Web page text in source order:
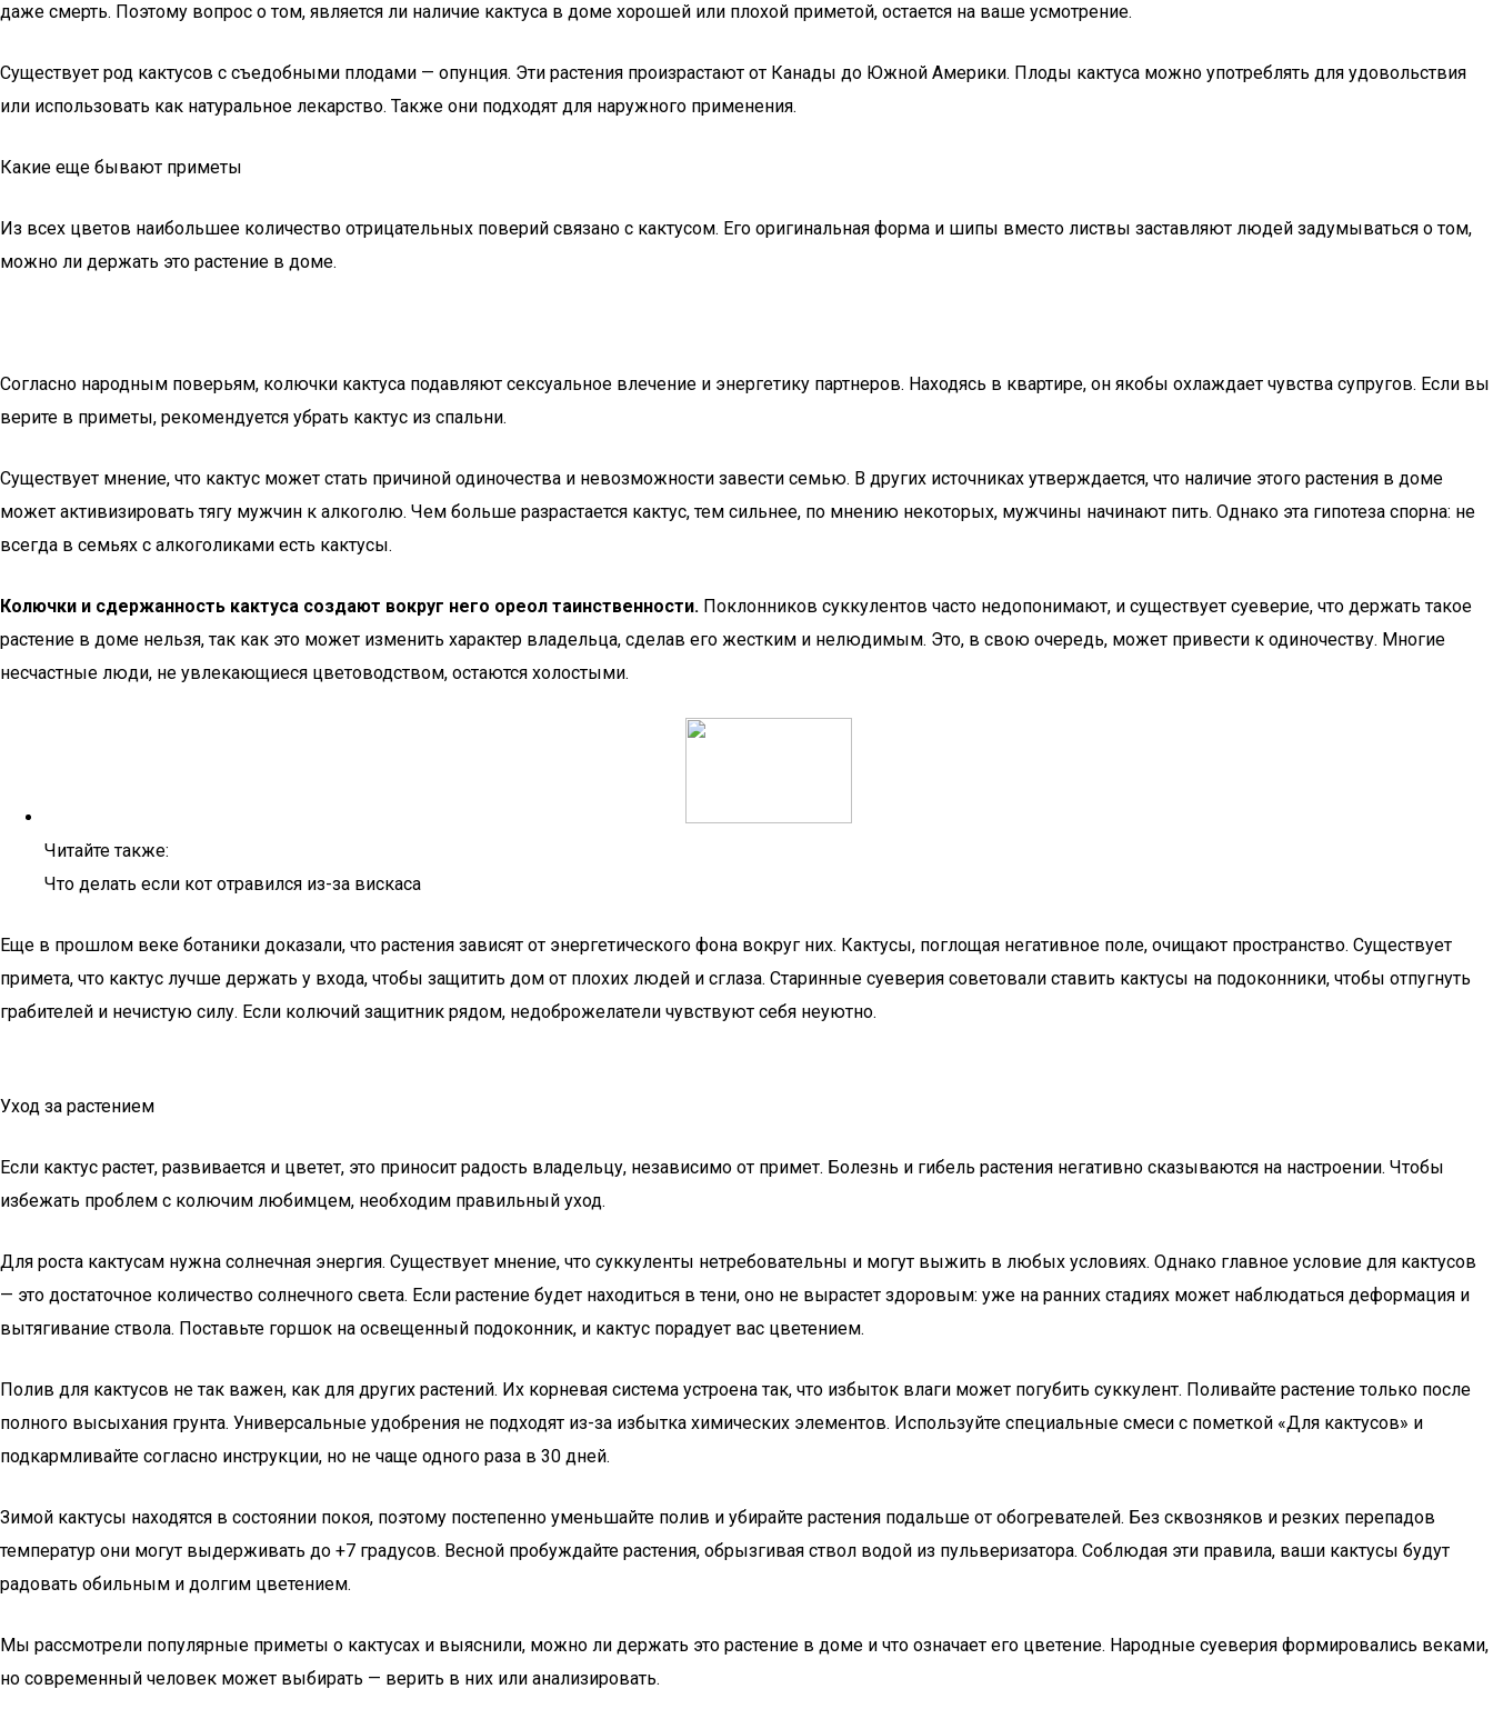
даже смерть. Поэтому вопрос о том, является ли наличие кактуса в доме хорошей или плохой приметой, остается на ваше усмотрение.
Существует род кактусов с съедобными плодами — опунция. Эти растения произрастают от Канады до Южной Америки. Плоды кактуса можно употреблять для удовольствия
или использовать как натуральное лекарство. Также они подходят для наружного применения.
Какие еще бывают приметы
Из всех цветов наибольшее количество отрицательных поверий связано с кактусом. Его оригинальная форма и шипы вместо листвы заставляют людей задумываться о том,
можно ли держать это растение в доме.
Согласно народным поверьям, колючки кактуса подавляют сексуальное влечение и энергетику партнеров. Находясь в квартире, он якобы охлаждает чувства супругов. Если вы
верите в приметы, рекомендуется убрать кактус из спальни.
Существует мнение, что кактус может стать причиной одиночества и невозможности завести семью. В других источниках утверждается, что наличие этого растения в доме
может активизировать тягу мужчин к алкоголю. Чем больше разрастается кактус, тем сильнее, по мнению некоторых, мужчины начинают пить. Однако эта гипотеза спорна: не
всегда в семьях с алкоголиками есть кактусы.
Колючки и сдержанность кактуса создают вокруг него ореол таинственности. Поклонников суккулентов часто недопонимают, и существует суеверие, что держать такое
растение в доме нельзя, так как это может изменить характер владельца, сделав его жестким и нелюдимым. Это, в свою очередь, может привести к одиночеству. Многие
несчастные люди, не увлекающиеся цветоводством, остаются холостыми.
Читайте также:
Что делать если кот отравился из-за вискаса
Еще в прошлом веке ботаники доказали, что растения зависят от энергетического фона вокруг них. Кактусы, поглощая негативное поле, очищают пространство. Существует
примета, что кактус лучше держать у входа, чтобы защитить дом от плохих людей и сглаза. Старинные суеверия советовали ставить кактусы на подоконники, чтобы отпугнуть
грабителей и нечистую силу. Если колючий защитник рядом, недоброжелатели чувствуют себя неуютно.
Уход за растением
Если кактус растет, развивается и цветет, это приносит радость владельцу, независимо от примет. Болезнь и гибель растения негативно сказываются на настроении. Чтобы
избежать проблем с колючим любимцем, необходим правильный уход.
Для роста кактусам нужна солнечная энергия. Существует мнение, что суккуленты нетребовательны и могут выжить в любых условиях. Однако главное условие для кактусов
— это достаточное количество солнечного света. Если растение будет находиться в тени, оно не вырастет здоровым: уже на ранних стадиях может наблюдаться деформация и
вытягивание ствола. Поставьте горшок на освещенный подоконник, и кактус порадует вас цветением.
Полив для кактусов не так важен, как для других растений. Их корневая система устроена так, что избыток влаги может погубить суккулент. Поливайте растение только после
полного высыхания грунта. Универсальные удобрения не подходят из-за избытка химических элементов. Используйте специальные смеси с пометкой «Для кактусов» и
подкармливайте согласно инструкции, но не чаще одного раза в 30 дней.
Зимой кактусы находятся в состоянии покоя, поэтому постепенно уменьшайте полив и убирайте растения подальше от обогревателей. Без сквозняков и резких перепадов
температур они могут выдерживать до +7 градусов. Весной пробуждайте растения, обрызгивая ствол водой из пульверизатора. Соблюдая эти правила, ваши кактусы будут
радовать обильным и долгим цветением.
Мы рассмотрели популярные приметы о кактусах и выяснили, можно ли держать это растение в доме и что означает его цветение. Народные суеверия формировались веками,
но современный человек может выбирать — верить в них или анализировать.